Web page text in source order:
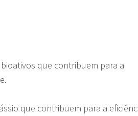
que contribuem para a
que contribuem para a